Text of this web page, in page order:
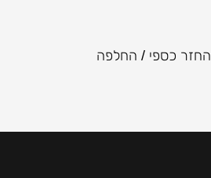
החזר כספי / החלפה